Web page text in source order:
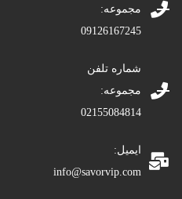
مجموعه:
09126167245
شماره تلفن
مجموعه:
02155084814
ایمیل:
info@savorvip.com